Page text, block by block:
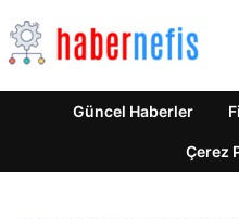
Güncel Haberler
Çerez